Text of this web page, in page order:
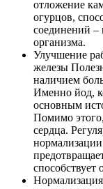
отложение
огурцов,
соединений –
организма.
Улучшение
железы
наличием
Именно йод,
основным
Помимо
сердца.
нормализации